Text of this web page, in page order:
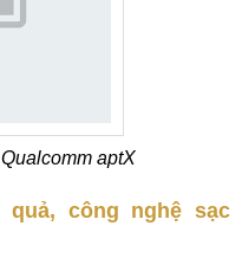
aptX
công nghệ sạc